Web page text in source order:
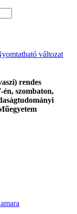
változat
rendes
szombaton,